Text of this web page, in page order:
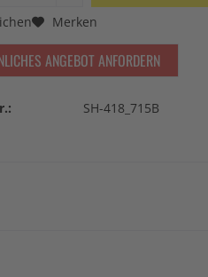
Merken
ANGEBOT ANFORDERN
SH-418_715B